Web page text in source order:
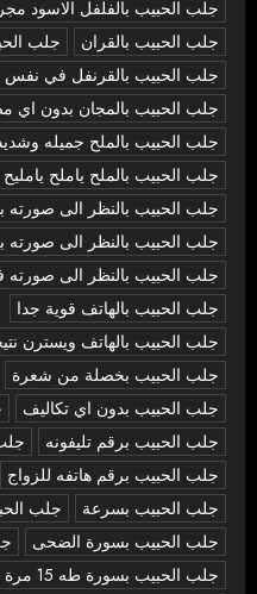
جلب الحبيب بالفلفل الاسود
جلب الحبيب بالقران
جلب
جلب الحبيب بالقرنفل في نفس
جلب الحبيب بالمجان بدون اي
جلب الحبيب بالملح جميله
جلب الحبيب بالملح ياملح يامليح
جلب الحبيب بالنظر الى صورته
جلب الحبيب بالنظر الى صورته
جلب الحبيب بالنظر الى صورته
جلب الحبيب بالهاتف قوية جدا
جلب الحبيب بالهاتف ويسترن
جلب الحبيب بخصلة من شعرة
جلب الحبيب بدون اي تكاليف
جلب الحبيب برقم تليفونه
جلب الحبيب برقم هاتفه للزواج
جلب الحبيب بسرعة
جلب
جلب الحبيب بسورة الضحى
جلب الحبيب بسورة طه 15 مرة